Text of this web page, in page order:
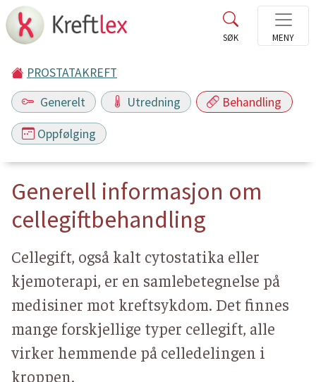
PROSTATAKREFT
Generelt
Utredning Behandling
Oppfølging
Generell informasjon om
cellegiftbehandling
Cellegift, også kalt cytostatika eller
kjemoterapi, er en samlebetegnelse på
medisiner mot kreftsykdom. Det finnes
mange forskjellige typer cellegift, alle
virker hemmende på celledelingen i
kroppen.